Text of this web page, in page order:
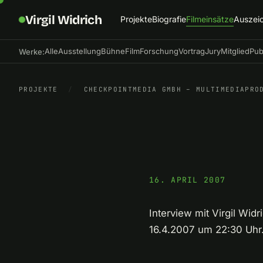
Virgil Widrich ProjekteBiografieFilmeinsätze
Werke:AlleAusstellungBühneFilmForschungVortragJuryMitglied
PROJEKTE / CHECKPOINTMEDIA GMBH –
16. APRIL 2007
Interview mit Virgil
16.4.2007 um 22:30